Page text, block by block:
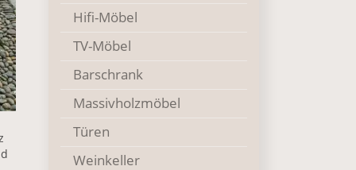
Hifi-Möbel
TV-Möbel
Barschrank
Massivholzmöbel
Türen
Weinkeller